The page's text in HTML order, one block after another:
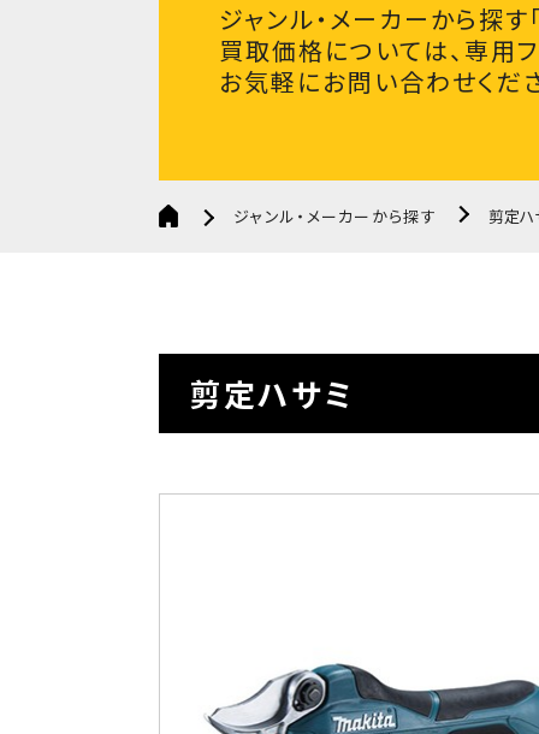
ジャンル・メーカーから探す
買取価格については、専用
お気軽にお問い合わせくだ
ジャンル・メーカーから探す 剪定ハ
剪定ハサミ